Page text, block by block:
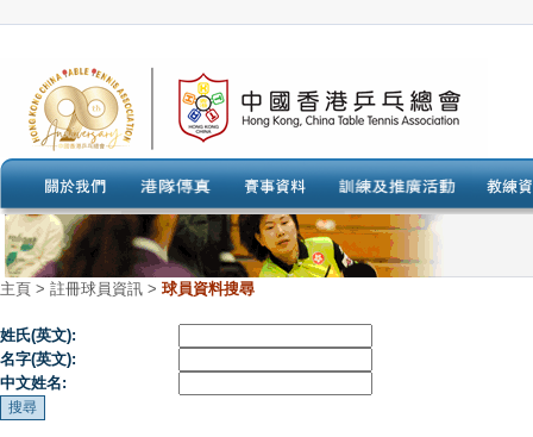
主頁 > 註冊球員資訊 > 球員資料搜尋
姓氏(英文):
名字(英文):
中文姓名: